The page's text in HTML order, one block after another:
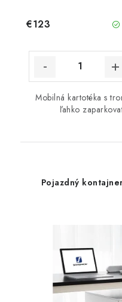
€123
Mobilná kartotéka s
ľahko
Pojazdný